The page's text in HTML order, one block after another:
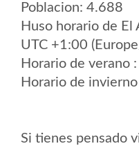
Poblacion: 4.688
Huso horario de El
UTC +1:00
Horario de verano
Horario de
Si tienes pensado